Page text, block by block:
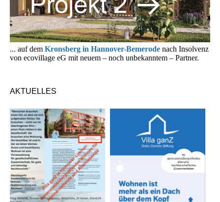
... auf dem Kronsberg in Hannover-Bemerode nach Insolvenz
von ecovillage eG mit neuem – noch unbekanntem – Partner.
AKTUELLES